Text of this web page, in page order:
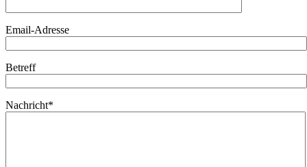
Email-Adresse
Betreff
Nachricht*